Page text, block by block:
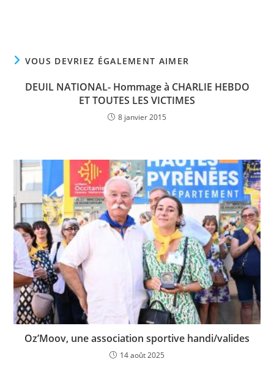
VOUS DEVRIEZ ÉGALEMENT AIMER
DEUIL NATIONAL- Hommage à CHARLIE HEBDO
ET TOUTES LES VICTIMES
8 janvier 2015
Oz’Moov, une association sportive handi/valides
14 août 2025